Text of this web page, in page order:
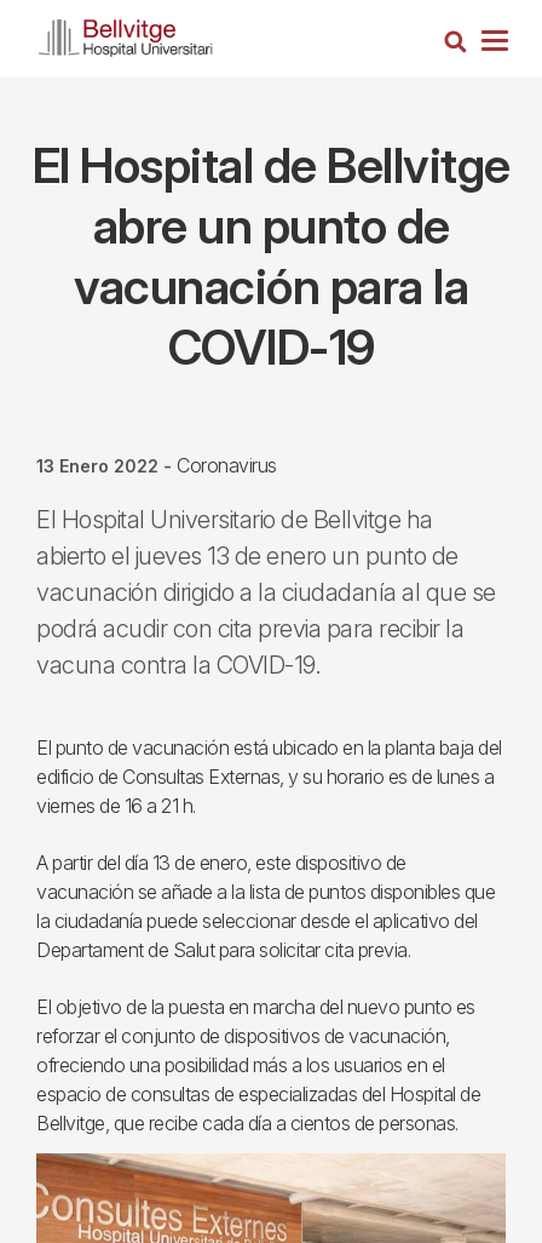
Busca
El Hospital de Bellvitge
abre un punto de
vacunación para la
COVID-19
13 Enero 2022 - Coronavirus
El Hospital Universitario de Bellvitge ha
abierto el jueves 13 de enero un punto de
vacunación dirigido a la ciudadanía al que se
podrá acudir con cita previa para recibir la
vacuna contra la COVID-19.
El punto de vacunación está ubicado en la planta baja del
edificio de Consultas Externas, y su horario es de lunes a
viernes de 16 a 21 h.
A partir del día 13 de enero, este dispositivo de
vacunación se añade a la lista de puntos disponibles que
la ciudadanía puede seleccionar desde el aplicativo del
Departament de Salut para solicitar cita previa.
El objetivo de la puesta en marcha del nuevo punto es
reforzar el conjunto de dispositivos de vacunación,
ofreciendo una posibilidad más a los usuarios en el
espacio de consultas de especializadas del Hospital de
Bellvitge, que recibe cada día a cientos de personas.